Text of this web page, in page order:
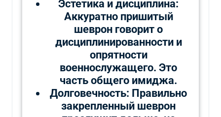
Эстетика и дисциплина:
Аккуратно пришитый
шеврон говорит о
дисциплинированности и
опрятности
военнослужащего. Это
часть общего имиджа.
Долговечность: Правильно
закрепленный шеврон